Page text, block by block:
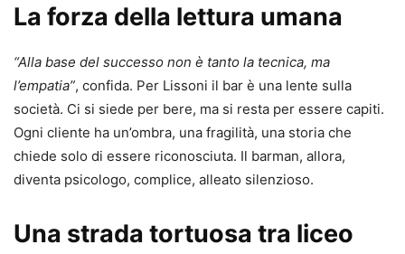
La forza della lettura umana
“Alla base del successo non è tanto la tecnica, ma
l’empatia”, confida. Per Lissoni il bar è una lente sulla
società. Ci si siede per bere, ma si resta per essere capiti.
Ogni cliente ha un’ombra, una fragilità, una storia che
chiede solo di essere riconosciuta. Il barman, allora,
diventa psicologo, complice, alleato silenzioso.
Una strada tortuosa tra liceo